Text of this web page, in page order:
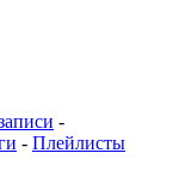
-
- Плейлисты